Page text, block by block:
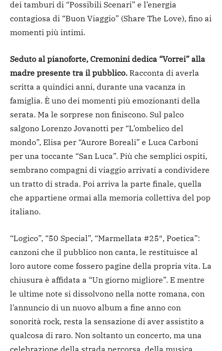
dei tamburi di “Possibili Scenari” e l’energia
contagiosa di “Buon Viaggio” (Share The Love), fino ai
momenti più intimi.
Seduto al pianoforte, Cremonini dedica “Vorrei” alla
madre presente tra il pubblico. Racconta di averla
scritta a quindici anni, durante una vacanza in
famiglia. È uno dei momenti più emozionanti della
serata. Ma le sorprese non finiscono. Sul palco
salgono Lorenzo Jovanotti per “L’ombelico del
mondo”, Elisa per “Aurore Boreali” e Luca Carboni
per una toccante “San Luca”. Più che semplici ospiti,
sembrano compagni di viaggio arrivati a condividere
un tratto di strada. Poi arriva la parte finale, quella
che appartiene ormai alla memoria collettiva del pop
italiano.
“Logico”, “50 Special”, “Marmellata #25″, Poetica”:
canzoni che il pubblico non canta, le restituisce al
loro autore come fossero pagine della propria vita. La
chiusura è affidata a “Un giorno migliore”. E mentre
le ultime note si dissolvono nella notte romana, con
l’annuncio di un nuovo album a fine anno con
sonorità rock, resta la sensazione di aver assistito a
qualcosa di raro. Non soltanto un concerto, ma una
celebrazione della strada percorsa, della musica